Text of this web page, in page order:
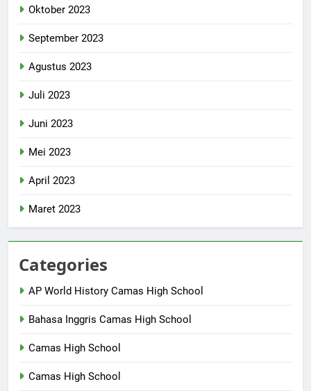
Oktober 2023
September 2023
Agustus 2023
Juli 2023
Juni 2023
Mei 2023
April 2023
Maret 2023
Categories
AP World History Camas High School
Bahasa Inggris Camas High School
Camas High School
Camas High School